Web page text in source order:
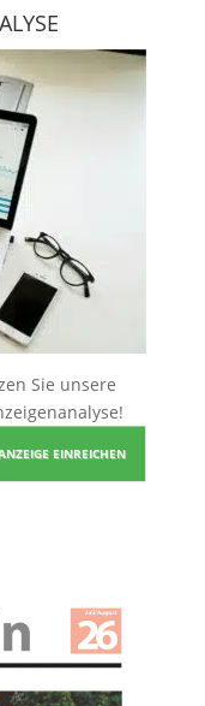
Sie unsere
EINREICHEN